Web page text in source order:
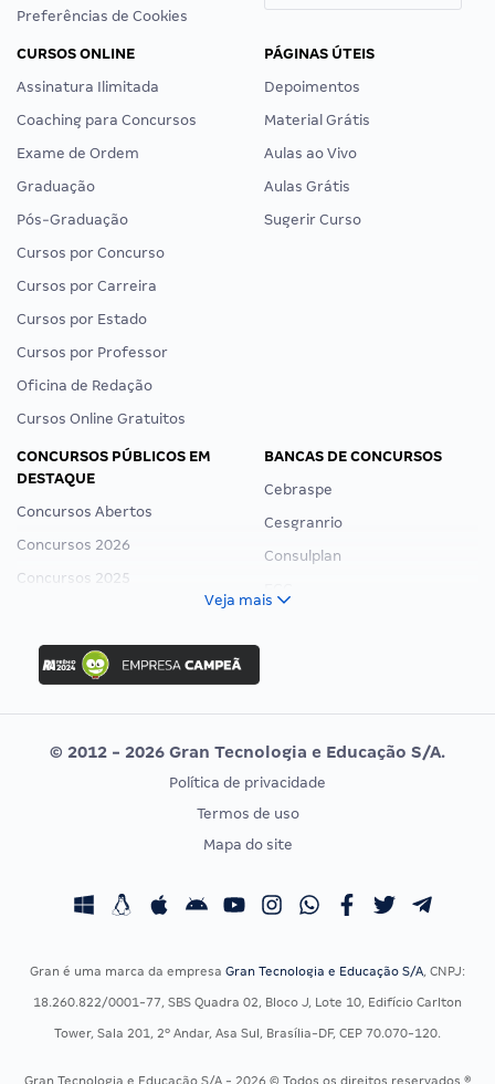
Preferências de Cookies
CURSOS ONLINE
Assinatura Ilimitada
Coaching para Concursos
Exame de Ordem
Graduação
Pós-Graduação
Cursos por Concurso
Cursos por Carreira
Cursos por Estado
Cursos por Professor
Oficina de Redação
Cursos Online Gratuitos
PÁGINAS ÚTEIS
Depoimentos
Material Grátis
Aulas ao Vivo
Aulas Grátis
Sugerir Curso
CONCURSOS PÚBLICOS EM
DESTAQUE
Concursos Abertos
Concursos 2026
Concursos 2025
Concurso Ibama
Concurso MPU
Editais publicados
BANCAS DE CONCURSOS
Cebraspe
Cesgranrio
Consulplan
Vunesp
CONCURSOS POR PROFISSÃO
Concursos Fiscais
Concursos Saúde
EXAME DE ORDEM
Calendário OAB
Veja mais
© 2012 - 2026 Gran Tecnologia e Educação S/A.
Política de privacidade
Termos de uso
Mapa do site
Gran é uma marca da empresa Gran Tecnologia e Educação S/A, CNPJ:
18.260.822/0001-77, SBS Quadra 02, Bloco J, Lote 10, Edifício Carlton
Tower, Sala 201, 2º Andar, Asa Sul, Brasília-DF, CEP 70.070-120.
Gran Tecnologia e Educação S/A - 2026 © Todos os direitos reservados ®